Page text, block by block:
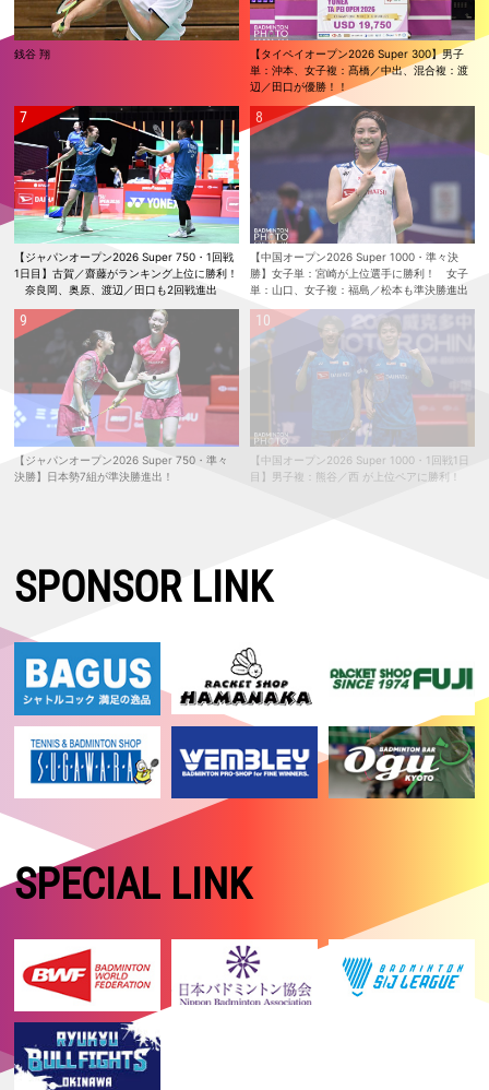
銭谷 翔
【タイペイオープン2026 Super 300】男子
単：沖本、女子複：髙橋／中出、混合複：渡
辺／田口が優勝！！
【ジャパンオープン2026 Super 750・1回戦
1日目】古賀／齋藤がランキング上位に勝利！
奈良岡、奥原、渡辺／田口も2回戦進出
【中国オープン2026 Super 1000・準々決
勝】女子単：宮崎が上位選手に勝利！ 女子
単：山口、女子複：福島／松本も準決勝進出
【ジャパンオープン2026 Super 750・準々
決勝】日本勢7組が準決勝進出！
【中国オープン2026 Super 1000・1回戦1日
目】男子複：熊谷／西 が上位ペアに勝利！
SPONSOR LINK
SPECIAL LINK